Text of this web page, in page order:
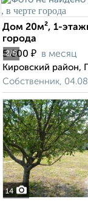
2/5
Дом 20м², 1-
города
5 000 ₽ в месяц
Кировский район,
Собственник,
14